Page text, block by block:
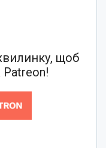
щоб
Patreon!